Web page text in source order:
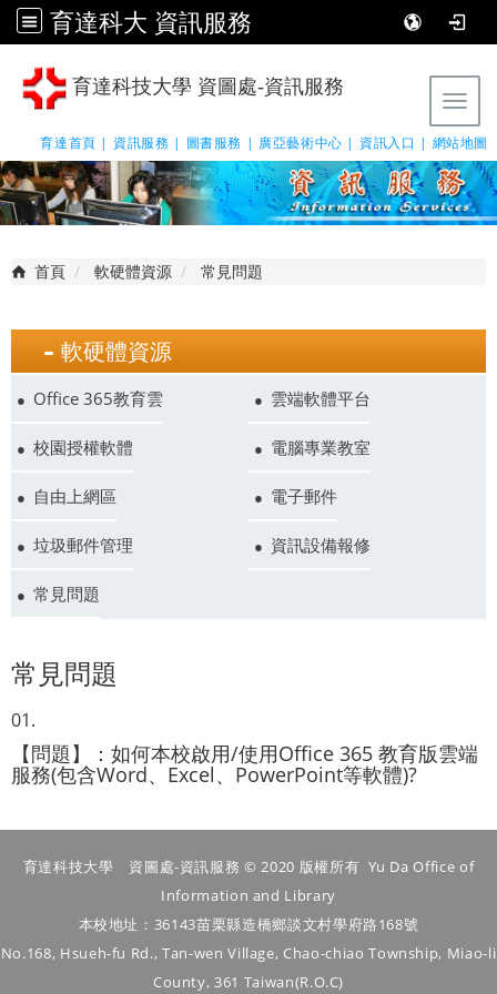
育達科大 資訊服務
育達科技大學 資圖處-資訊服務
育達首頁 | 資訊服務 | 圖書服務 | 廣亞藝術中心 | 資訊入口 | 網站地圖
首頁 軟硬體資源 常見問題
軟硬體資源
Office 365教育雲 雲端軟體平台
校園授權軟體 電腦專業教室
自由上網區 電子郵件
垃圾郵件管理 資訊設備報修
常見問題
常見問題
【問題】：如何本校啟用/使用Office 365 教育版雲端
服務(包含Word、Excel、PowerPoint等軟體)?
育達科技大學 資圖處-資訊服務 © 2020 版權所有 Yu Da Office of
Information and Library
本校地址：36143苗栗縣造橋鄉談文村學府路168號
No.168, Hsueh-fu Rd., Tan-wen Village, Chao-chiao Township, Miao-li
County, 361 Taiwan(R.O.C)